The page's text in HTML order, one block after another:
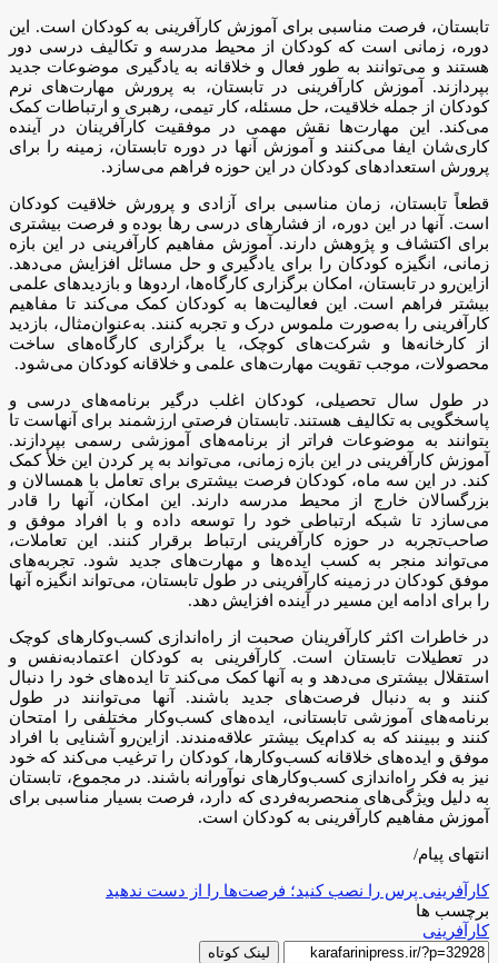
تابستان، فرصت مناسبی برای آموزش کارآفرینی به کودکان است. این
دوره، زمانی است که کودکان از محیط مدرسه و تکالیف درسی دور
هستند و می‌توانند به طور فعال و خلاقانه به یادگیری موضوعات جدید
بپردازند. آموزش کارآفرینی در تابستان، به پرورش مهارت‌های نرم
کودکان از جمله خلاقیت، حل مسئله، کار تیمی، رهبری و ارتباطات کمک
می‌کند. این مهارت‌ها نقش مهمی در موفقیت کارآفرینان در آینده
کاری‌شان ایفا می‌کنند و آموزش آنها در دوره تابستان، زمینه را برای
پرورش استعدادهای کودکان در این حوزه فراهم می‌سازد.
قطعاً تابستان، زمان مناسبی برای آزادی و پرورش خلاقیت کودکان
است. آنها در این دوره، از فشارهای درسی رها بوده و فرصت بیشتری
برای اکتشاف و پژوهش دارند. آموزش مفاهیم کارآفرینی در این بازه
زمانی، انگیزه کودکان را برای یادگیری و حل مسائل افزایش می‌دهد.
ازاین‌رو در تابستان، امکان برگزاری کارگاه‌ها، اردوها و بازدیدهای علمی
بیشتر فراهم است. این فعالیت‌ها به کودکان کمک می‌کند تا مفاهیم
کارآفرینی را به‌صورت ملموس درک و تجربه کنند. به‌عنوان‌مثال، بازدید
از کارخانه‌ها و شرکت‌های کوچک، یا برگزاری کارگاه‌های ساخت
محصولات، موجب تقویت مهارت‌های علمی و خلاقانه کودکان می‌شود.
در طول سال تحصیلی، کودکان اغلب درگیر برنامه‌های درسی و
پاسخگویی به تکالیف هستند. تابستان فرصتی ارزشمند برای آنهاست تا
بتوانند به موضوعات فراتر از برنامه‌های آموزشی رسمی بپردازند.
آموزش کارآفرینی در این بازه زمانی، می‌تواند به پر کردن این خلأ کمک
کند. در این سه ماه، کودکان فرصت بیشتری برای تعامل با همسالان و
بزرگسالان خارج از محیط مدرسه دارند. این امکان، آنها را قادر
می‌سازد تا شبکه ارتباطی خود را توسعه داده و با افراد موفق و
صاحب‌تجربه در حوزه کارآفرینی ارتباط برقرار کنند. این تعاملات،
می‌تواند منجر به کسب ایده‌ها و مهارت‌های جدید شود. تجربه‌های
موفق کودکان در زمینه کارآفرینی در طول تابستان، می‌تواند انگیزه آنها
را برای ادامه این مسیر در آینده افزایش دهد.
در خاطرات اکثر کارآفرینان صحبت از راه‌اندازی کسب‌وکارهای کوچک
در تعطیلات تابستان است. کارآفرینی به کودکان اعتمادبه‌نفس و
استقلال بیشتری می‌دهد و به آنها کمک می‌کند تا ایده‌های خود را دنبال
کنند و به دنبال فرصت‌های جدید باشند. آنها می‌توانند در طول
برنامه‌های آموزشی تابستانی، ایده‌های کسب‌وکار مختلفی را امتحان
کنند و ببینند که به کدام‌یک بیشتر علاقه‌مندند. ازاین‌رو آشنایی با افراد
موفق و ایده‌های خلاقانه کسب‌وکارها، کودکان را ترغیب می‌کند که خود
نیز به فکر راه‌اندازی کسب‌وکارهای نوآورانه باشند. در مجموع، تابستان
به دلیل ویژگی‌های منحصربه‌فردی که دارد، فرصت بسیار مناسبی برای
آموزش مفاهیم کارآفرینی به کودکان است.
انتهای پیام/
کارآفرینی پرس را نصب کنید؛ فرصت‌ها را از دست ندهید
برچسب ها
کارآفرینی
لینک کوتاه